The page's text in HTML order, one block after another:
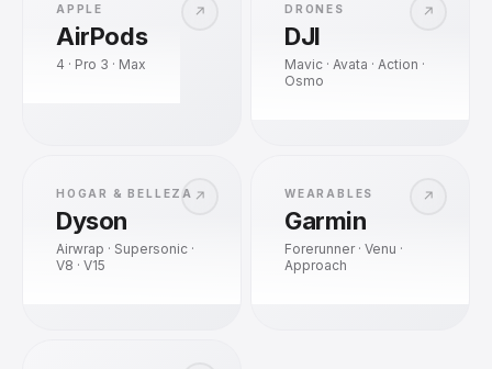
↗
APPLE
AirPods
4 · Pro 3 · Max
↗
DRONES
DJI
Mavic · Avata · Action ·
Osmo
↗
HOGAR & BELLEZA
Dyson
Airwrap · Supersonic ·
V8 · V15
↗
WEARABLES
Garmin
Forerunner · Venu ·
Approach